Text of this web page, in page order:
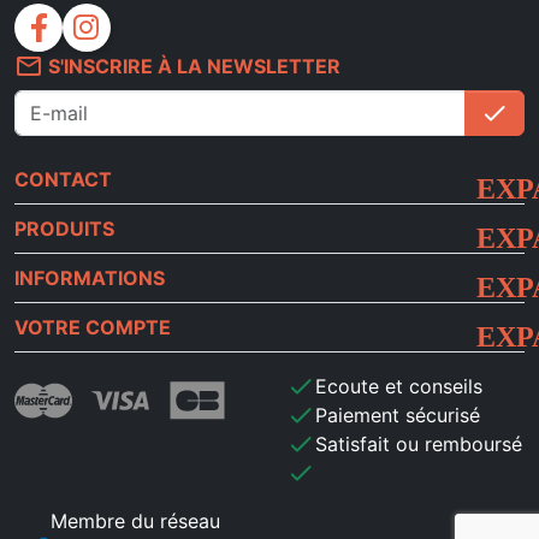
facebook
instagram
mail_outline S'INSCRIRE À LA NEWSLETTER
check
CONTACT
PRODUITS
INFORMATIONS
VOTRE COMPTE
check Ecoute et conseils
check Paiement sécurisé
check Satisfait ou remboursé
check
Membre du réseau